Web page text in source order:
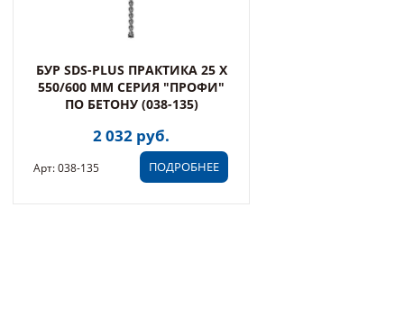
БУР SDS-PLUS ПРАКТИКА 25 Х
550/600 ММ СЕРИЯ "ПРОФИ"
ПО БЕТОНУ (038-135)
2 032 руб.
ПОДРОБНЕЕ
Арт: 038-135